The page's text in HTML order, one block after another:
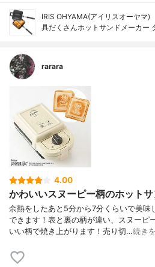
IRIS OHYAMA(アイリスオーヤマ)
具だくさんホットサンドメーカー
rarara
4.00
かわいいスヌーピー柄のホットサ
余熱をしたあと5分から7分くらいで美味
できます！表と裏の柄が違い、スヌーピ
いい柄で焼き上がります！売り切…続き